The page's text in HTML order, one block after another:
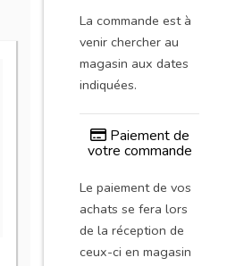
La commande est à
venir chercher au
magasin aux dates
indiquées.
Paiement de
votre commande
Le paiement de vos
achats se fera lors
de la réception de
ceux-ci en magasin